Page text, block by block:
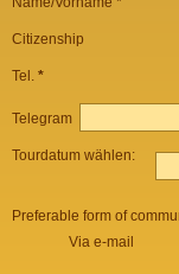
Citizenship
Tel. *
Telegram
Tourdatum wählen:
Preferable form of
Via e-mail